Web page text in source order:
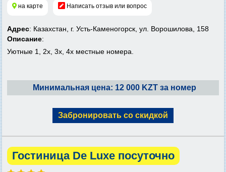
на карте Написать отзыв или вопрос
Адрес: Казахстан, г. Усть-Каменогорск, ул. Ворошилова, 158
Описание:
Уютные 1, 2х, 3х, 4х местные номера.
Минимальная цена: 12 000 KZT за номер
Забронировать со скидкой
Гостиница De Luxe посуточно